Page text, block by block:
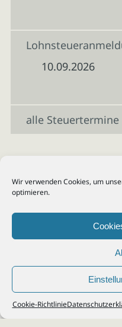
Wir verwenden Cookies, um
optimieren.
Cookie-Richtlinie
10.09.2026
alle Steuertermine
© 2026Steuerberater Kempf, Köln